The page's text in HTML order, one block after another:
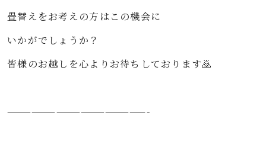
畳替えをお考えの方はこの機会に⁡
いかがでしょうか？⁡
皆様のお越しを心よりお待ちしております🙇⁡
—————————————————-⁡